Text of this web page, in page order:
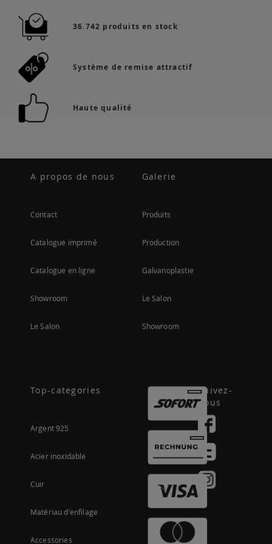
36.742 produits en stock
Système de remise attractif
Haute qualité
A propos de nous
Contact
Catalogue imprimé
Catalogue en ligne
Showroom
Le Salon
Galerie
Produits
Production
Galvanoplastie
Le Salon
Showroom
Top-categories
Argent 925
Acier inoxidable
Cuir
Matériau d'enfilage
Accessories
Suivez-
nous